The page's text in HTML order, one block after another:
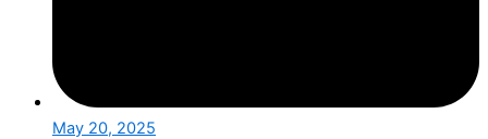
May 20, 2025